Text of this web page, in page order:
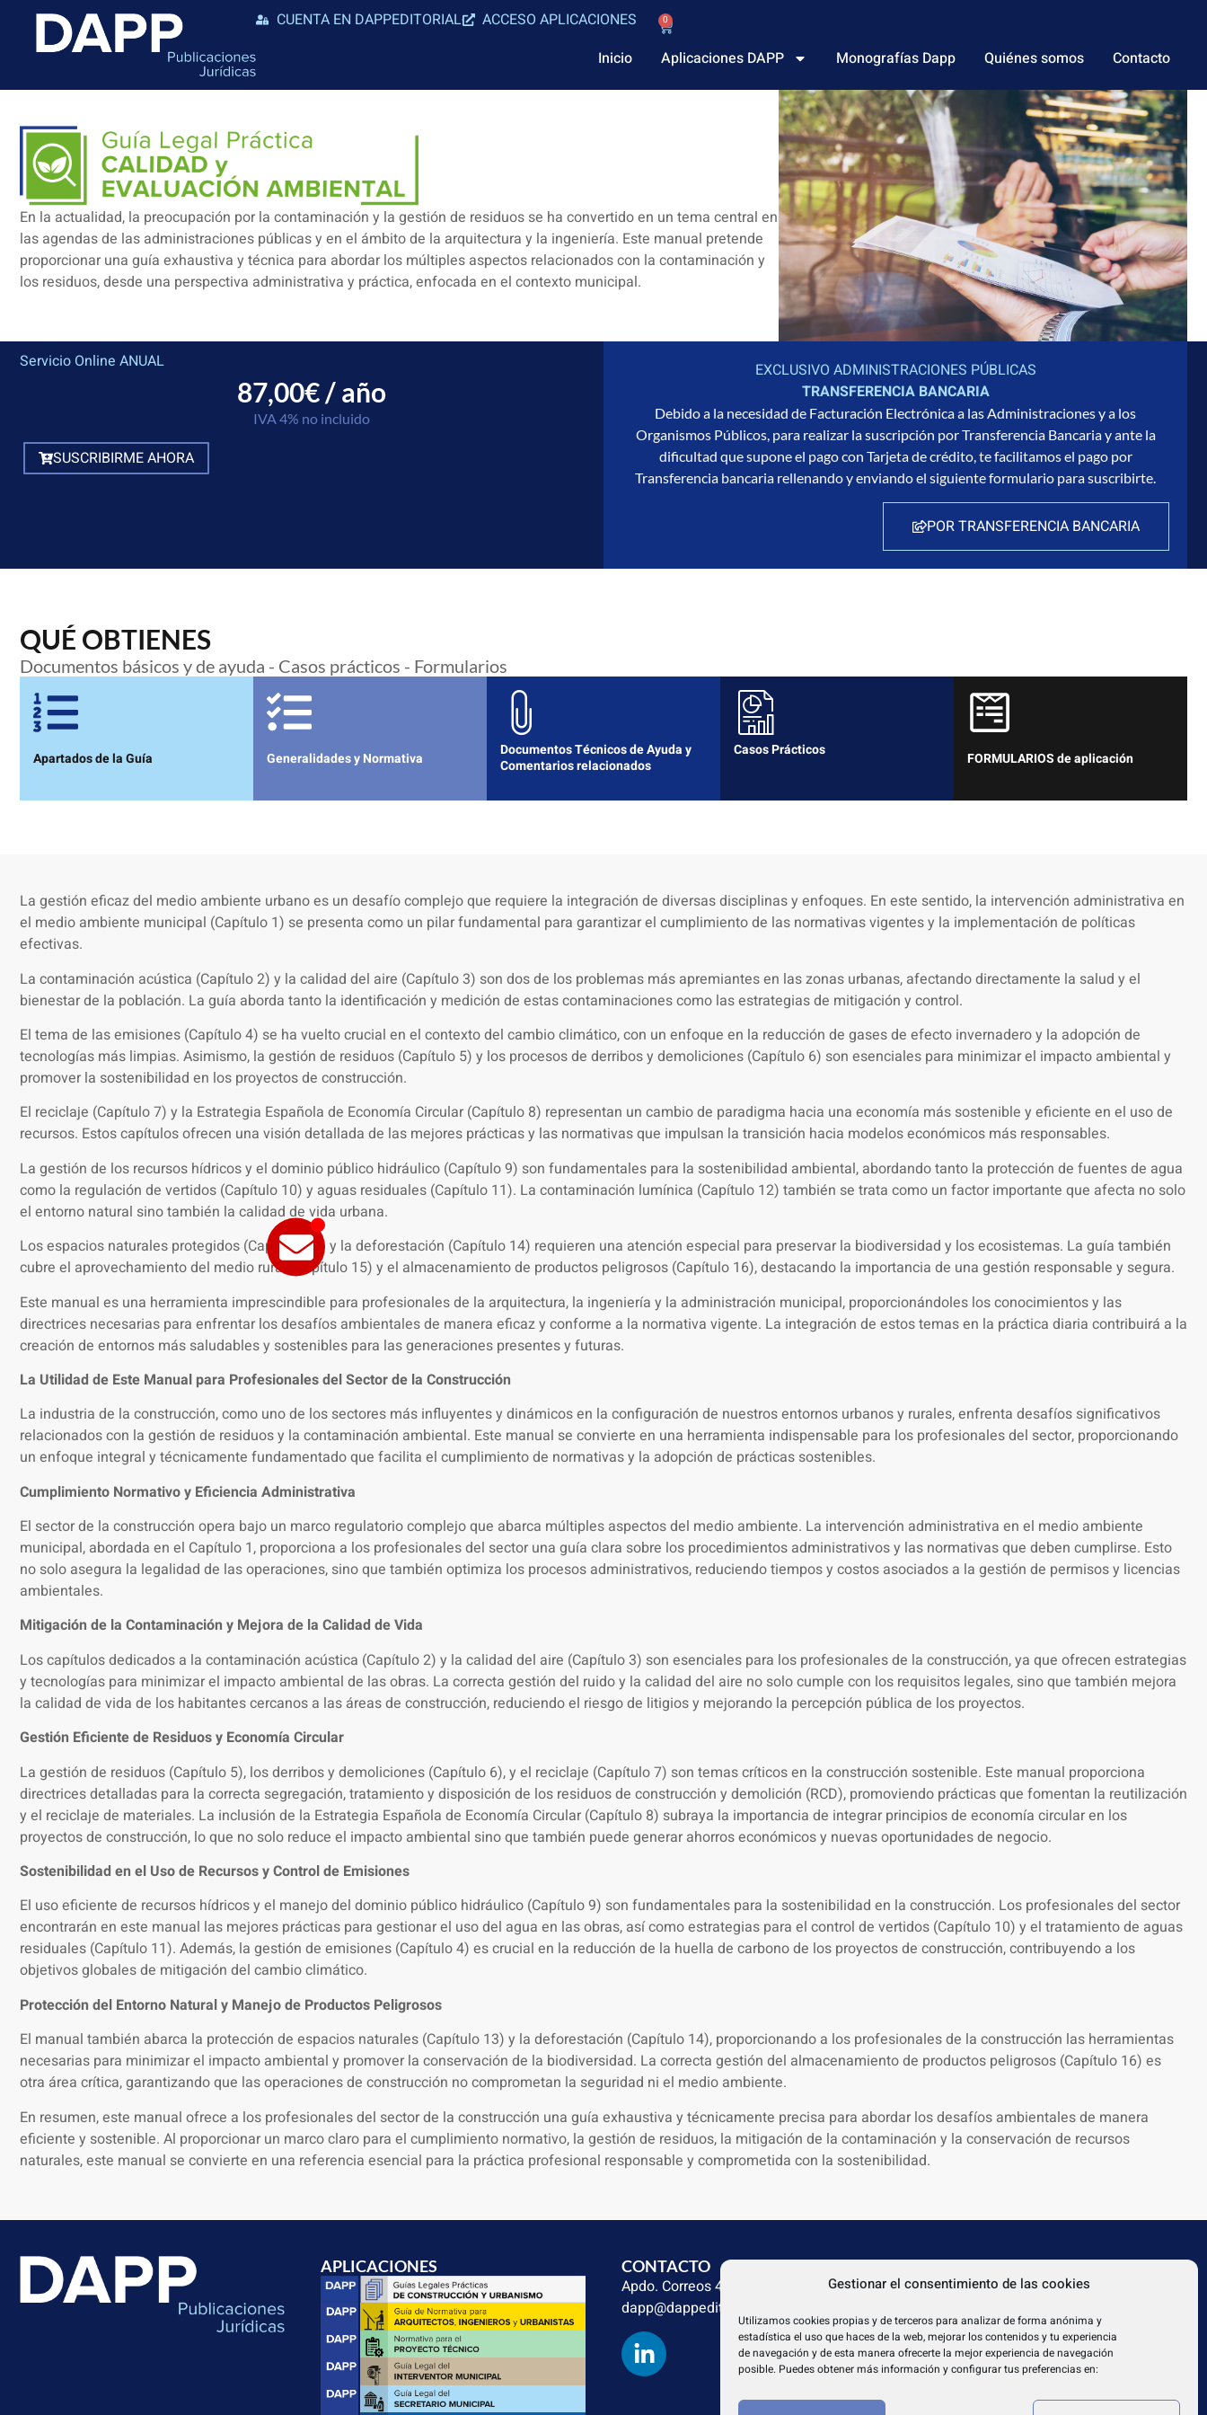
Gestionar el consentimiento de las cookies
Utilizamos cookies propias y de terceros para analizar de forma anónima y
estadística el uso que haces de la web, mejorar los contenidos y tu experiencia
de navegación y de esta manera ofrecerte la mejor experiencia de navegación
posible. Puedes obtener más información y configurar tus preferencias en:
CUENTA EN DAPPEDITORIAL ACCESO APLICACIONES 0
Inicio Aplicaciones DAPP Monografías Dapp Quiénes somos Contacto
En la actualidad, la preocupación por la contaminación y la gestión de residuos se ha convertido en un tema central en
las agendas de las administraciones públicas y en el ámbito de la arquitectura y la ingeniería. Este manual pretende
proporcionar una guía exhaustiva y técnica para abordar los múltiples aspectos relacionados con la contaminación y
los residuos, desde una perspectiva administrativa y práctica, enfocada en el contexto municipal.
Servicio Online ANUAL
87,00€/ año
IVA 4% no incluido
SUSCRIBIRME AHORA
EXCLUSIVO ADMINISTRACIONES PÚBLICAS
TRANSFERENCIA BANCARIA
Debido a la necesidad de Facturación Electrónica a las Administraciones y a los
Organismos Públicos, para realizar la suscripción por Transferencia Bancaria y ante la
dificultad que supone el pago con Tarjeta de crédito, te facilitamos el pago por
Transferencia bancaria rellenando y enviando el siguiente formulario para suscribirte.
POR TRANSFERENCIA BANCARIA
QUÉ OBTIENES
Documentos básicos y de ayuda - Casos prácticos - Formularios
Apartados de la Guía Generalidades y Normativa
Documentos Técnicos de Ayuda y
Comentarios relacionados
Casos Prácticos FORMULARIOS de aplicación
La gestión eficaz del medio ambiente urbano es un desafío complejo que requiere la integración de diversas disciplinas y enfoques. En este sentido, la intervención administrativa en
el medio ambiente municipal (Capítulo 1) se presenta como un pilar fundamental para garantizar el cumplimiento de las normativas vigentes y la implementación de políticas
efectivas.
La contaminación acústica (Capítulo 2) y la calidad del aire (Capítulo 3) son dos de los problemas más apremiantes en las zonas urbanas, afectando directamente la salud y el
bienestar de la población. La guía aborda tanto la identificación y medición de estas contaminaciones como las estrategias de mitigación y control.
El tema de las emisiones (Capítulo 4) se ha vuelto crucial en el contexto del cambio climático, con un enfoque en la reducción de gases de efecto invernadero y la adopción de
tecnologías más limpias. Asimismo, la gestión de residuos (Capítulo 5) y los procesos de derribos y demoliciones (Capítulo 6) son esenciales para minimizar el impacto ambiental y
promover la sostenibilidad en los proyectos de construcción.
El reciclaje (Capítulo 7) y la Estrategia Española de Economía Circular (Capítulo 8) representan un cambio de paradigma hacia una economía más sostenible y eficiente en el uso de
recursos. Estos capítulos ofrecen una visión detallada de las mejores prácticas y las normativas que impulsan la transición hacia modelos económicos más responsables.
La gestión de los recursos hídricos y el dominio público hidráulico (Capítulo 9) son fundamentales para la sostenibilidad ambiental, abordando tanto la protección de fuentes de agua
como la regulación de vertidos (Capítulo 10) y aguas residuales (Capítulo 11). La contaminación lumínica (Capítulo 12) también se trata como un factor importante que afecta no solo
el entorno natural sino también la calidad de vida urbana.
Los espacios naturales protegidos (Capítulo 13) y la deforestación (Capítulo 14) requieren una atención especial para preservar la biodiversidad y los ecosistemas. La guía también
cubre el aprovechamiento del medio rural (Capítulo 15) y el almacenamiento de productos peligrosos (Capítulo 16), destacando la importancia de una gestión responsable y segura.
Este manual es una herramienta imprescindible para profesionales de la arquitectura, la ingeniería y la administración municipal, proporcionándoles los conocimientos y las
directrices necesarias para enfrentar los desafíos ambientales de manera eficaz y conforme a la normativa vigente. La integración de estos temas en la práctica diaria contribuirá a la
creación de entornos más saludables y sostenibles para las generaciones presentes y futuras.
La Utilidad de Este Manual para Profesionales del Sector de la Construcción
La industria de la construcción, como uno de los sectores más influyentes y dinámicos en la configuración de nuestros entornos urbanos y rurales, enfrenta desafíos significativos
relacionados con la gestión de residuos y la contaminación ambiental. Este manual se convierte en una herramienta indispensable para los profesionales del sector, proporcionando
un enfoque integral y técnicamente fundamentado que facilita el cumplimiento de normativas y la adopción de prácticas sostenibles.
Cumplimiento Normativo y Eficiencia Administrativa
El sector de la construcción opera bajo un marco regulatorio complejo que abarca múltiples aspectos del medio ambiente. La intervención administrativa en el medio ambiente
municipal, abordada en el Capítulo 1, proporciona a los profesionales del sector una guía clara sobre los procedimientos administrativos y las normativas que deben cumplirse. Esto
no solo asegura la legalidad de las operaciones, sino que también optimiza los procesos administrativos, reduciendo tiempos y costos asociados a la gestión de permisos y licencias
ambientales.
Mitigación de la Contaminación y Mejora de la Calidad de Vida
Los capítulos dedicados a la contaminación acústica (Capítulo 2) y la calidad del aire (Capítulo 3) son esenciales para los profesionales de la construcción, ya que ofrecen estrategias
y tecnologías para minimizar el impacto ambiental de las obras. La correcta gestión del ruido y la calidad del aire no solo cumple con los requisitos legales, sino que también mejora
la calidad de vida de los habitantes cercanos a las áreas de construcción, reduciendo el riesgo de litigios y mejorando la percepción pública de los proyectos.
Gestión Eficiente de Residuos y Economía Circular
La gestión de residuos (Capítulo 5), los derribos y demoliciones (Capítulo 6), y el reciclaje (Capítulo 7) son temas críticos en la construcción sostenible. Este manual proporciona
directrices detalladas para la correcta segregación, tratamiento y disposición de los residuos de construcción y demolición (RCD), promoviendo prácticas que fomentan la reutilización
y el reciclaje de materiales. La inclusión de la Estrategia Española de Economía Circular (Capítulo 8) subraya la importancia de integrar principios de economía circular en los
proyectos de construcción, lo que no solo reduce el impacto ambiental sino que también puede generar ahorros económicos y nuevas oportunidades de negocio.
Sostenibilidad en el Uso de Recursos y Control de Emisiones
El uso eficiente de recursos hídricos y el manejo del dominio público hidráulico (Capítulo 9) son fundamentales para la sostenibilidad en la construcción. Los profesionales del sector
encontrarán en este manual las mejores prácticas para gestionar el uso del agua en las obras, así como estrategias para el control de vertidos (Capítulo 10) y el tratamiento de aguas
residuales (Capítulo 11). Además, la gestión de emisiones (Capítulo 4) es crucial en la reducción de la huella de carbono de los proyectos de construcción, contribuyendo a los
objetivos globales de mitigación del cambio climático.
Protección del Entorno Natural y Manejo de Productos Peligrosos
El manual también abarca la protección de espacios naturales (Capítulo 13) y la deforestación (Capítulo 14), proporcionando a los profesionales de la construcción las herramientas
necesarias para minimizar el impacto ambiental y promover la conservación de la biodiversidad. La correcta gestión del almacenamiento de productos peligrosos (Capítulo 16) es
otra área crítica, garantizando que las operaciones de construcción no comprometan la seguridad ni el medio ambiente.
En resumen, este manual ofrece a los profesionales del sector de la construcción una guía exhaustiva y técnicamente precisa para abordar los desafíos ambientales de manera
eficiente y sostenible. Al proporcionar un marco claro para el cumplimiento normativo, la gestión de residuos, la mitigación de la contaminación y la conservación de recursos
naturales, este manual se convierte en una referencia esencial para la práctica profesional responsable y comprometida con la sostenibilidad.
APLICACIONES CONTACTO
Apdo. Correos 4004 del CP 31080
dapp@dappeditorial.es
TEXTOS LEGALES
Aviso legal
Política de cookies
Política de privacidad